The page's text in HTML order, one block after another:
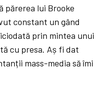
părerea lui Brooke
constant un gând
prin mintea unui
cu presa. Aș fi dat
mass-media să îmi